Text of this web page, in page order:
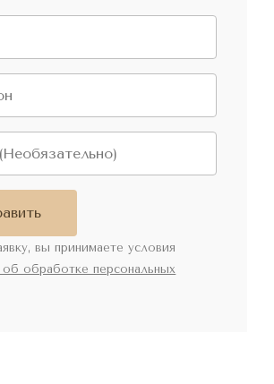
вы принимаете условия
об обработке персональных